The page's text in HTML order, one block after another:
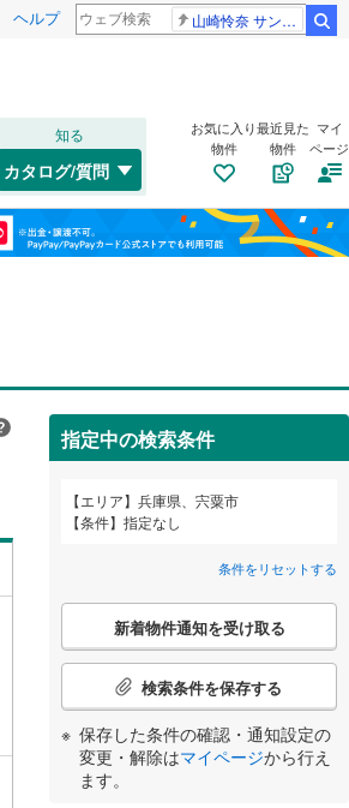
ヘルプ 山崎怜奈 サンジャポ
知る
カタログ/質問
お気に入り
物件
最近見た
物件
マイ
ページ
指定中の検索条件
エリア
兵庫県、宍粟市
条件
指定なし
条件をリセットする
こ
検
条
件
新着物件通知を受け取る
検索条件を保存する
保存した条件の確認・通知設定の
変更・解除はマイページから行え
ます。
福島
鹿児島
兵庫区(10)
垂水区(102)
芦屋市(30)
豊岡市(6)
西脇市(12)
養父市(0)
(6
加東市( 10)
多可郡多可町
波賀町皆木(1)
山陽本線（JR西日本）(
姫新線(1)
東西線(0)
阪急伊丹線(0)
阪神本線(0)
能勢電鉄妙見線(0 )
神戸新交通ポートアイランド線
北条鉄道( 0)
太陽光発電システム（0）
0）
3階建て以上（0）
小学校まで1km以内